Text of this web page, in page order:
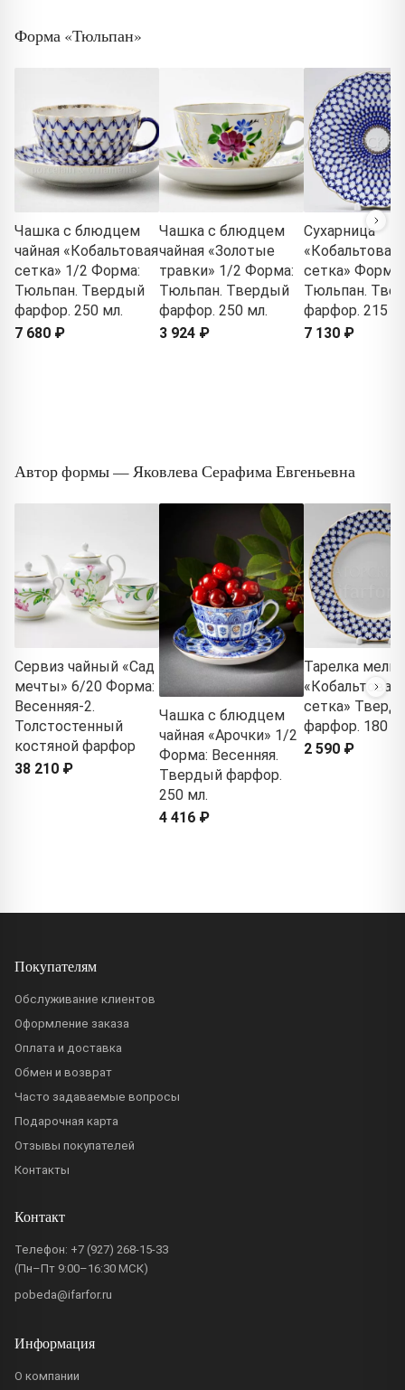
Форма «Тюльпан»
Чашка с блюдцем
чайная «Кобальтовая
сетка» 1/2 Форма:
Тюльпан. Твердый
фарфор. 250 мл.
7 680 ₽
Чашка с блюдцем
чайная «Золотые
травки» 1/2 Форма:
Тюльпан. Твердый
фарфор. 250 мл.
3 924 ₽
Сухарница
«Кобальтовая
сетка» Форма:
Тюльпан.
фарфор. 215
7 130 ₽
Автор формы — Яковлева Серафима Евгеньевна
Сервиз чайный «Сад
мечты» 6/20 Форма:
Весенняя-2.
Толстостенный
костяной фарфор
38 210 ₽
Чашка с блюдцем
чайная «Арочки» 1/2
Форма: Весенняя.
Твердый фарфор.
250 мл.
4 416 ₽
Тарелка
«Кобальтовая
сетка»
фарфор. 180
2 590 ₽
Покупателям
Обслуживание клиентов
Оформление заказа
Оплата и доставка
Обмен и возврат
Часто задаваемые вопросы
Подарочная карта
Отзывы покупателей
Контакты
Контакт
Телефон: +7 (927) 268-15-33
(Пн–Пт 9:00–16:30 МСК)
pobeda@ifarfor.ru
Информация
О компании